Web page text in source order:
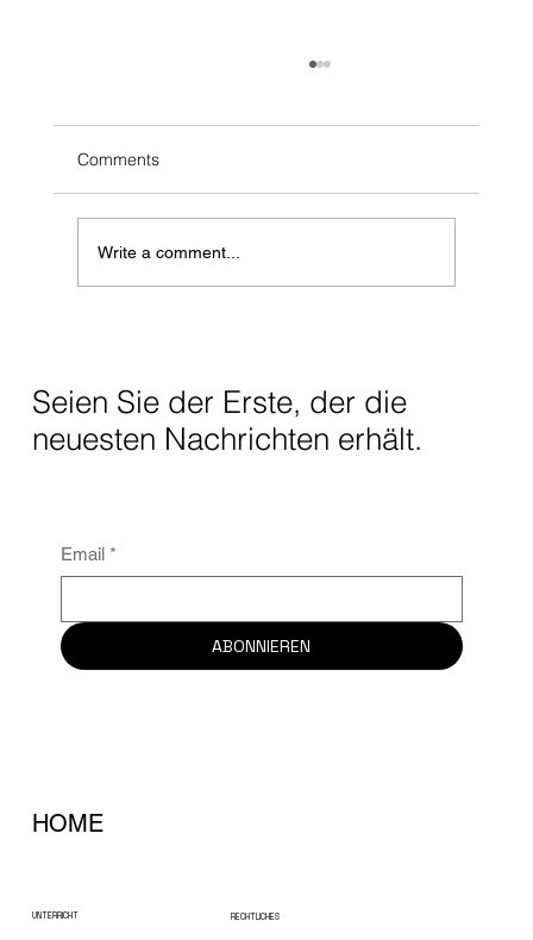
Comments
Write a comment...
Seien Sie der Erste, der die
neuesten Nachrichten erhält.
Email *
ABONNIEREN
HOME
UNTERRICHT RECHTLICHES